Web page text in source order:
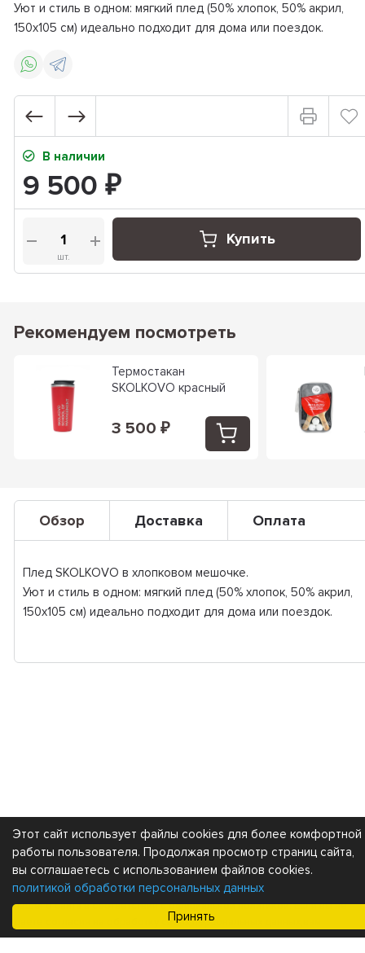
Принять
Этот сайт использует файлы cookies для более комфортной
работы пользователя. Продолжая просмотр страниц сайта,
вы соглашаетесь с использованием файлов cookies.
политикой обработки персональных данных
Уют и стиль в одном: мягкий плед (50% хлопок, 50% акрил,
150х105 см) идеально подходит для дома или поездок.
В наличии
9 500 ₽
шт.
Купить
Рекомендуем посмотреть
Термостакан
SKOLKOVO красный
3 500 ₽
Обзор Доставка Оплата
Плед SKOLKOVO в хлопковом мешочке.
Уют и стиль в одном: мягкий плед (50% хлопок, 50% акрил,
150х105 см) идеально подходит для дома или поездок.
Каталог Покупателям
Мы получаем и обрабатываем персональные данные посетителей
нашего сайта в соответствии софициальной политикой. Если вы не
даете согласия на обработку своих персональных данных,вам
необходимо покинуть наш сайт.